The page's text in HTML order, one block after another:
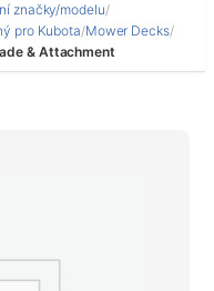
značky/modelu/
pro Kubota/Mower Decks/
& Attachment